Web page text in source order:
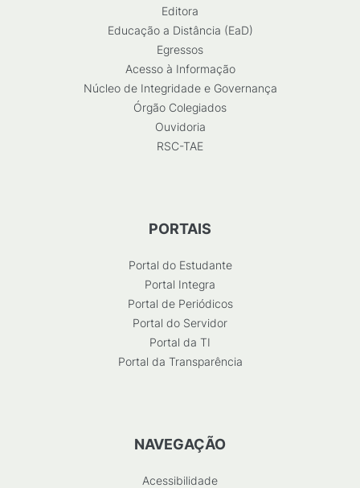
Editora
Educação a Distância (EaD)
Egressos
Acesso à Informação
Núcleo de Integridade e Governança
Órgão Colegiados
Ouvidoria
RSC-TAE
PORTAIS
Portal do Estudante
Portal Integra
Portal de Periódicos
Portal do Servidor
Portal da TI
Portal da Transparência
NAVEGAÇÃO
Acessibilidade